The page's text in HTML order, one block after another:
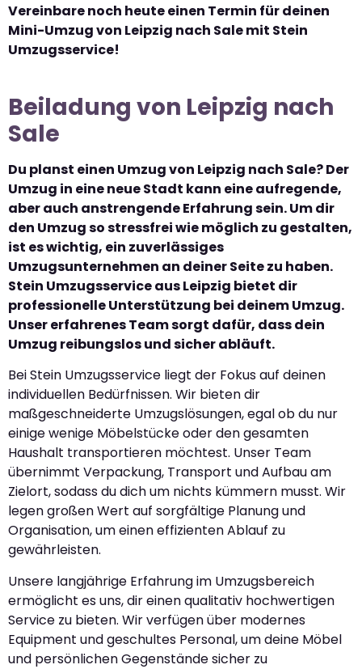
Vereinbare noch heute einen Termin für deinen
Mini-Umzug von Leipzig nach Sale mit Stein
Umzugsservice!
Beiladung von Leipzig nach
Sale
Du planst einen Umzug von Leipzig nach Sale? Der
Umzug in eine neue Stadt kann eine aufregende,
aber auch anstrengende Erfahrung sein. Um dir
den Umzug so stressfrei wie möglich zu gestalten,
ist es wichtig, ein zuverlässiges
Umzugsunternehmen an deiner Seite zu haben.
Stein Umzugsservice aus Leipzig bietet dir
professionelle Unterstützung bei deinem Umzug.
Unser erfahrenes Team sorgt dafür, dass dein
Umzug reibungslos und sicher abläuft.
Bei Stein Umzugsservice liegt der Fokus auf deinen
individuellen Bedürfnissen. Wir bieten dir
maßgeschneiderte Umzugslösungen, egal ob du nur
einige wenige Möbelstücke oder den gesamten
Haushalt transportieren möchtest. Unser Team
übernimmt Verpackung, Transport und Aufbau am
Zielort, sodass du dich um nichts kümmern musst. Wir
legen großen Wert auf sorgfältige Planung und
Organisation, um einen effizienten Ablauf zu
gewährleisten.
Unsere langjährige Erfahrung im Umzugsbereich
ermöglicht es uns, dir einen qualitativ hochwertigen
Service zu bieten. Wir verfügen über modernes
Equipment und geschultes Personal, um deine Möbel
und persönlichen Gegenstände sicher zu